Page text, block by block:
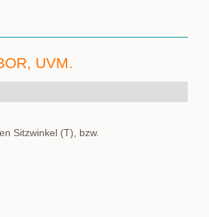
UVM.
Sitzwinkel (T), bzw.